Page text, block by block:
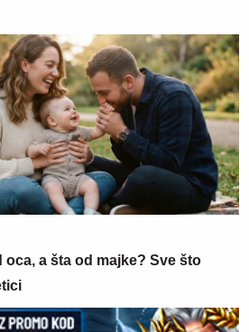
oca, a šta od majke? Sve što